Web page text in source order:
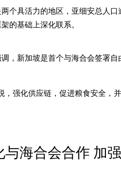
个具活力的地区，亚细安总人
的基础上深化联系。
，新加坡是首个与海合会签署
，强化供应链，促进粮食安全，
海合会合作 加